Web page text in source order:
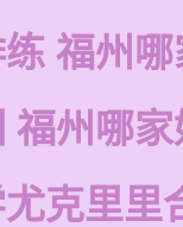
福州
福州哪
克里里